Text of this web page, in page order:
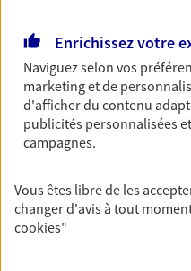
Multirisque
Gagnez en simplicité
assurance multirisque
unique pour protéger
équipements et
responsabilité civile.
Enrichissez votre
Naviguez selon vos
marketing et de
d'afficher du contenu
publicités personnalisées
campagnes.
Vous êtes libre de les
changer d'avis à tout
cookies"